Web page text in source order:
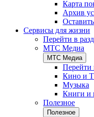
Карта
Архив
Сервисы для жизни
Перейти в
МТС Медиа
МТС Медиа
Перейти
Кино и
Музыка
Книги и
Полезное
Полезное